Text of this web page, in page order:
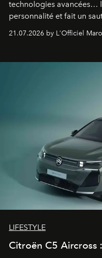
technologies avancées…
personnalité et fait un
constructeur allemand a
fétiche pour le rendre
21.07.2026 by L'Officiel
LIFESTYLE
Citroën C5 Aircross